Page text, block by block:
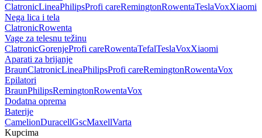
ClatronicLineaPhilipsProfi careRemingtonRowentaTeslaVoxXiaomi
Nega lica i tela
ClatronicRowenta
Vage za telesnu težinu
ClatronicGorenjeProfi careRowentaTefalTeslaVoxXiaomi
Aparati za brijanje
BraunClatronicLineaPhilipsProfi careRemingtonRowentaVox
Epilatori
BraunPhilipsRemingtonRowentaVox
Dodatna oprema
Baterije
CamelionDuracellGscMaxellVarta
Kupcima